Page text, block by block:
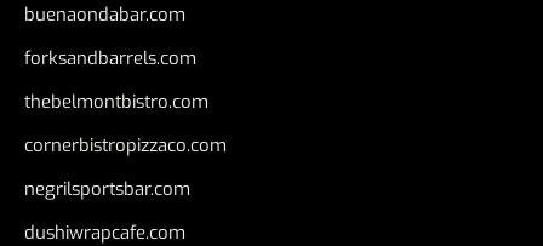
buenaondabar.com
forksandbarrels.com
thebelmontbistro.com
cornerbistropizzaco.com
negrilsportsbar.com
dushiwrapcafe.com